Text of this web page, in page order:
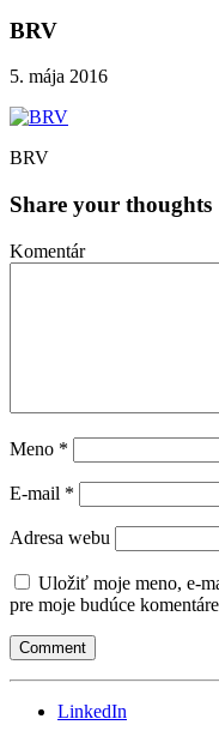
BRV
5. mája 2016
BRV
Share your thoughts
Komentár
Meno *
E-mail *
Adresa webu
Uložiť moje meno, e-
pre moje budúce
LinkedIn